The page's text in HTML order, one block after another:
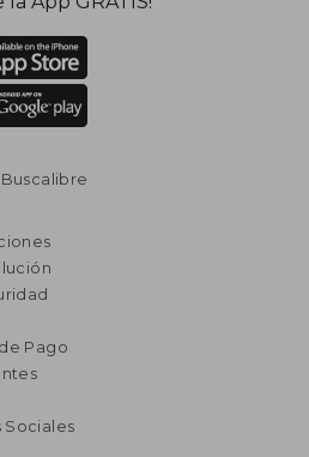
Pago
Sociales